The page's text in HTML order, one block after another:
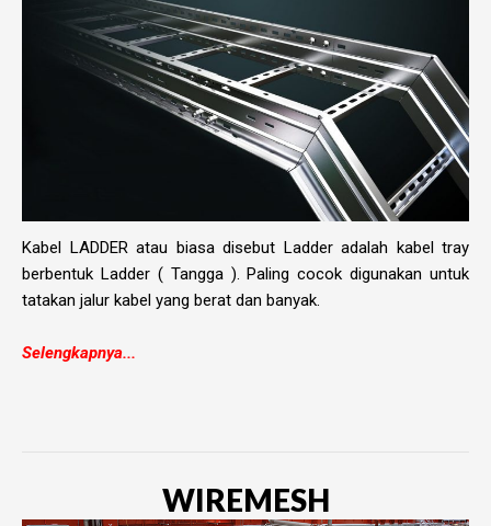
Kabel LADDER atau biasa disebut Ladder adalah kabel tray
berbentuk Ladder ( Tangga ). Paling cocok digunakan untuk
tatakan jalur kabel yang berat dan banyak.
Selengkapnya...
WIREMESH